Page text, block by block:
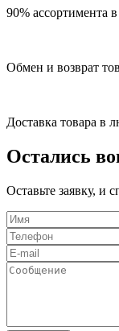
90% ассортимента
Обмен и возврат
Доставка товара в
Остались
Оставьте заявку, и